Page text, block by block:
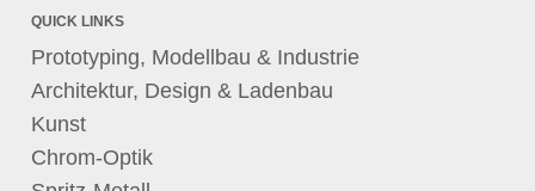
QUICK LINKS
Prototyping, Modellbau & Industrie
Architektur, Design & Ladenbau
Kunst
Chrom-Optik